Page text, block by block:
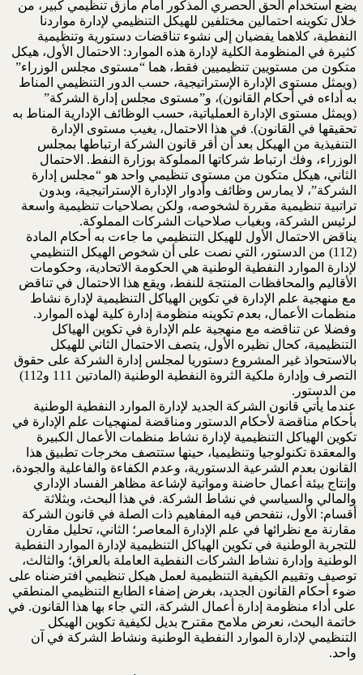
يضع استخدام الحق الحصري المذكور أمام مأزق تنظيمي كبير، من
خلال تكوينه احتمالين مختلفين للهيكل التنظيمي لإدارة مواردنا
النفطية، كلاهما يفضيان إلى نشوء تناقضات دستورية وتنظيمية
كثيرة في المنظومة الكلية لإدارة هذه الموارد: الاحتمال الأول، هيكل
متكون من مستويين تنظيميين فقط، هما “مستوى مجلس الوزراء”
(ويمثل مستوى الإدارة الإستراتيجية، حسب الدور التنظيمي المناط
به أداءه في أحكام القانون)، و”مستوى مجلس إدارة الشركة”
(ويمثل مستوى الإدارة العملياتية، حسب الوظائف الإدارية المناط به
تحقيقها في القانون). في هذا الاحتمال، يغيب مستوى الإدارة
التنفيذية من الهيكل بعد أن أقر قانون الشركة ارتباطها بمجلس
الوزراء، وفك ارتباط شركاتها المملوكة بوزارة النفط. الاحتمال
الثاني، هيكل متكون من مستوى تنظيمي واحد هو “مجلس إدارة
الشركة”، لا يمارس وظائف وأدوار الإدارة الإستراتيجية، وبدون
تراتبية تنظيمية مقررة لشخوصه، ولكن بصلاحيات تنظيمية واسعة
لرئيس الشركة، وبغياب صلاحيات الشركات المملوكة.
يناقض الاحتمال الأول للهيكل التنظيمي ما جاءت به أحكام المادة
(112) من الدستور، التي نصت على أن شخوص الهيكل التنظيمي
لإدارة الموارد النفطية الوطنية هي الحكومة الاتحادية، وحكومات
الأقاليم والمحافظات المنتجة للنفط، ويقع هذا الاحتمال في تناقض
مع منهجية علم الإدارة في تكوين الهياكل التنظيمية لإدارة نشاط
منظمات الأعمال، بعدم تكوينه منظومة إدارة كلية لهذه الموارد.
وفضلا عن تناقضه مع منهجية علم الإدارة في تكوين الهياكل
التنظيمية، كحال نظيره الأول، يتصف الاحتمال الثاني للهيكل
بالاستحواذ غير المشروع دستوريا لمجلس إدارة الشركة على حقوق
التصرف وإدارة ملكية الثروة النفطية الوطنية (المادتين 111 و112)
من الدستور.
عندما يأتي قانون الشركة الجديد لإدارة الموارد النفطية الوطنية
بأحكام مناقضة لأحكام الدستور ومناقضة لمنهجيات علم الإدارة في
تكوين الهياكل التنظيمية لإدارة نشاط منظمات الأعمال الكبيرة
والمعقدة تكنولوجيا وتنظيميا، حينها ستتصف مخرجات تطبيق هذا
القانون بعدم الشرعية الدستورية، وعدم الكفاءة والفاعلية والجودة،
وإنتاج بيئة أعمال حاضنة ومواتية لإشاعة مظاهر الفساد الإداري
والمالي والسياسي في نشاط الشركة. في هذا البحث، وبثلاثة
أقسام: الأول، نتفحص فيه المفاهيم ذات الصلة في قانون الشركة
مقارنة مع نظرائها في علم الإدارة المعاصر؛ الثاني، تحليل مقارن
للتجربة الوطنية في تكوين الهياكل التنظيمية لإدارة الموارد النفطية
الوطنية وإدارة نشاط الشركات النفطية العاملة بالعراق؛ والثالث،
توصيف وتقييم الكيفية التنظيمية لعمل هيكل تنظيمي افترضناه على
ضوء أحكام القانون الجديد، بغرض إضفاء الطابع التنظيمي المنطقي
على أداء منظومة إدارة أعمال الشركة، التي جاء بها هذا القانون. في
خاتمة البحث، نعرض ملامح مقترح بديل لكيفية تكوين الهيكل
التنظيمي لإدارة الموارد النفطية الوطنية ونشاط الشركة في آن
واحد.